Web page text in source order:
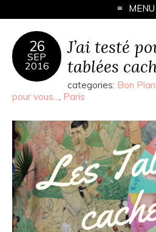
MENU
26
SEP
2016
J’ai testé
tablées
categories: Bon
pour vous...
Paris